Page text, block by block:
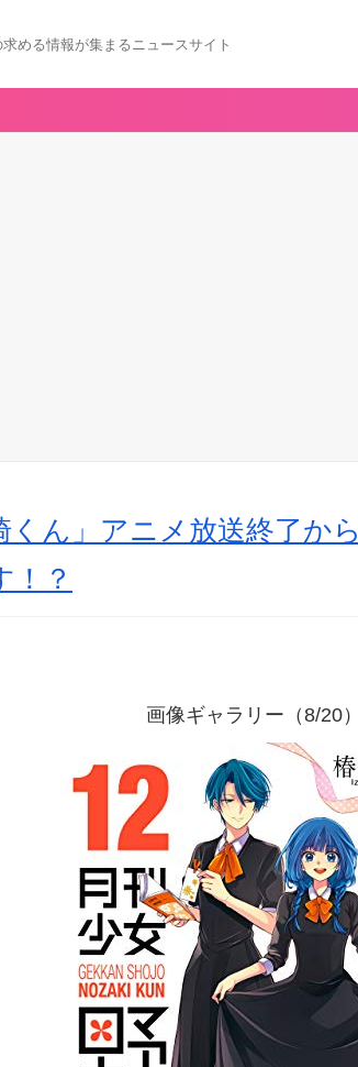
める情報が集まるニュースサイト
くん」アニメ放送終了
！？
画像ギャラリー（8/20）